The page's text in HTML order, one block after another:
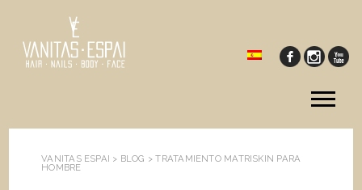
VANITAS ESPAI > BLOG >TRATAMIENTO MATRISKIN PARA
HOMBRE